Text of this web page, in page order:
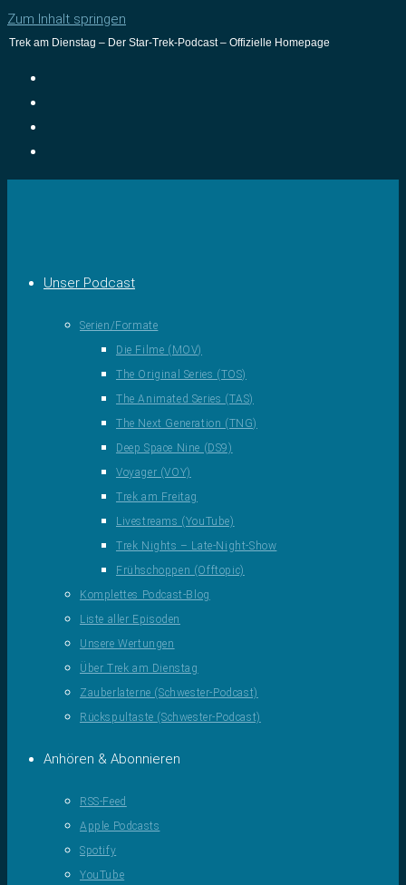
Zum Inhalt springen
Trek am Dienstag – Der Star-Trek-Podcast – Offizielle Homepage
Unser Podcast
Serien/Formate
Die Filme (MOV)
The Original Series (TOS)
The Animated Series (TAS)
The Next Generation (TNG)
Deep Space Nine (DS9)
Voyager (VOY)
Trek am Freitag
Livestreams (YouTube)
Trek Nights – Late-Night-Show
Frühschoppen (Offtopic)
Komplettes Podcast-Blog
Liste aller Episoden
Unsere Wertungen
Über Trek am Dienstag
Zauberlaterne (Schwester-Podcast)
Rückspultaste (Schwester-Podcast)
Anhören & Abonnieren
RSS-Feed
Apple Podcasts
Spotify
YouTube